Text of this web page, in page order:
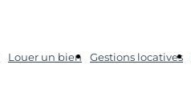
Louer un bien Gestions locatives